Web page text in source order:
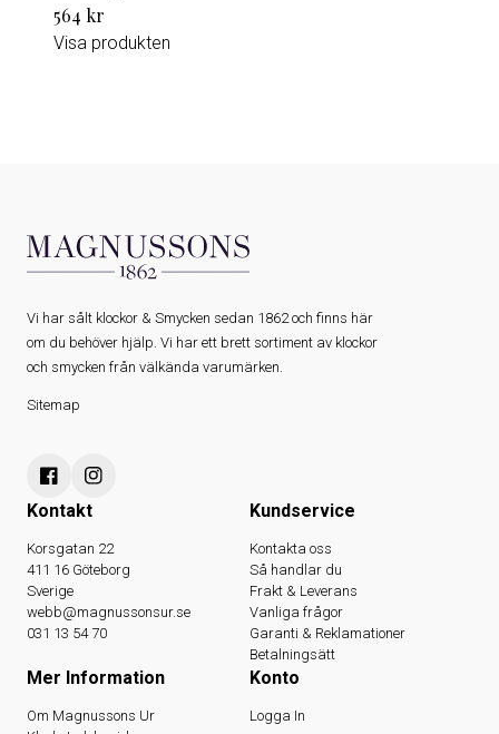
564 kr
Visa produkten
Vi har sålt klockor & Smycken sedan 1862 och finns här
om du behöver hjälp. Vi har ett brett sortiment av klockor
och smycken från välkända varumärken.
Sitemap
Kontakt
Korsgatan 22
411 16 Göteborg
Sverige
webb@magnussonsur.se
031 13 54 70
Kundservice
Kontakta oss
Så handlar du
Frakt & Leverans
Vanliga frågor
Garanti & Reklamationer
Betalningsätt
Mer Information
Om Magnussons Ur
Konto
Logga In